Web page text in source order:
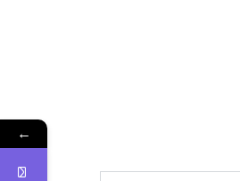
←